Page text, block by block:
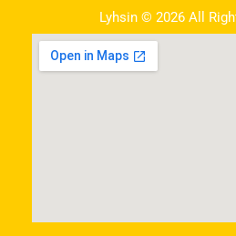
Lyhsin © 2026 All